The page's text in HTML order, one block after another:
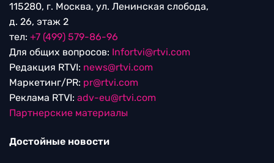
115280, г. Москва, ул. Ленинская слобода,
д. 26, этаж 2
тел: +7 (499) 579-86-96
Для общих вопросов: Infortvi@rtvi.com
Редакция RTVI: news@rtvi.com
Маркетинг/PR: pr@rtvi.com
Реклама RTVI: adv-eu@rtvi.com
Партнерские материалы
Достойные новости